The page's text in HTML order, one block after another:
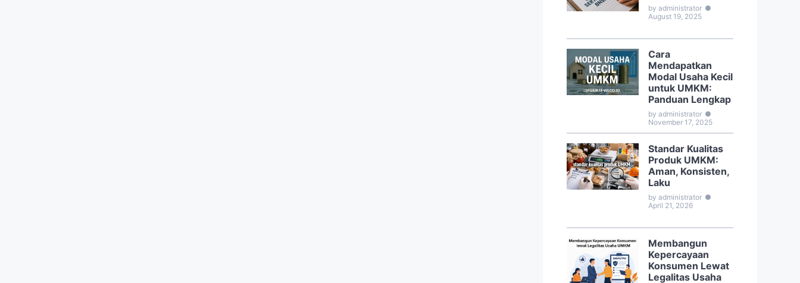
by administrator ●
August 19, 2025
Cara
Mendapatkan
Modal Usaha Kecil
untuk UMKM:
Panduan Lengkap
by administrator ●
November 17, 2025
Standar Kualitas
Produk UMKM:
Aman, Konsisten,
Laku
by administrator ●
April 21, 2026
Membangun
Kepercayaan
Konsumen Lewat
Legalitas Usaha